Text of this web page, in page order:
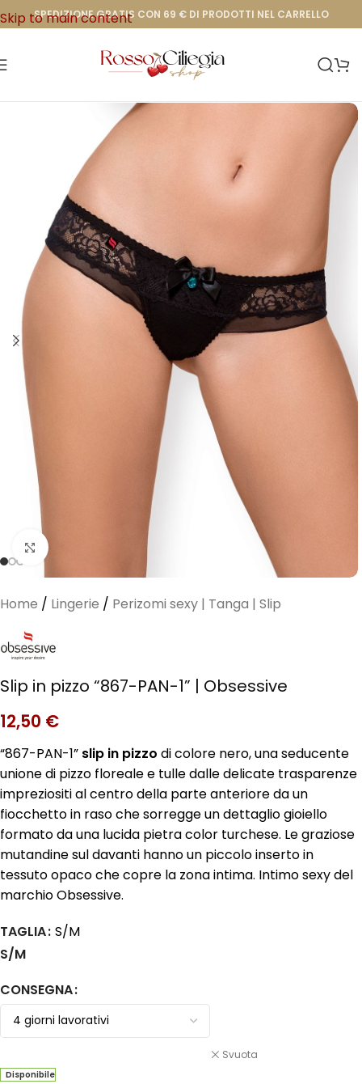
Skip to main content
SPEDIZIONE GRATIS CON 69 € DI PRODOTTI NEL CARRELLO
Clicca per ingrandire
Home / Lingerie / Perizomi sexy | Tanga | Slip
Slip in pizzo “867-PAN-1” | Obsessive
12,50 €
“867-PAN-1” slip in pizzo di colore nero, una seducente
unione di pizzo floreale e tulle dalle delicate trasparenze
impreziositi al centro della parte anteriore da un
fiocchetto in raso che sorregge un dettaglio gioiello
formato da una lucida pietra color turchese. Le graziose
mutandine sul davanti hanno un piccolo inserto in
tessuto opaco che copre la zona intima. Intimo sexy del
marchio Obsessive.
TAGLIA S/M
S/M
CONSEGNA
Svuota
Disponibile